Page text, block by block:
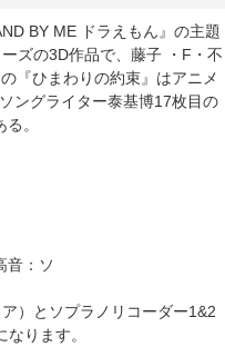
BY ME ドラえもん』の主題
ズの3D作品で、藤子 ・F・不
『ひまわりの約束』はアニメ
ングライター泰基博17枚目の
。
音：ソ
）とソプラノリコーダー1&2
なります。